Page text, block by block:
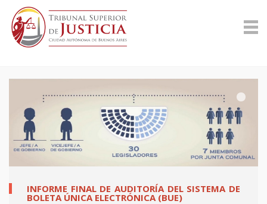
INFORME FINAL DE AUDITORÍA DEL SISTEMA DE
BOLETA ÚNICA ELECTRÓNICA (BUE)